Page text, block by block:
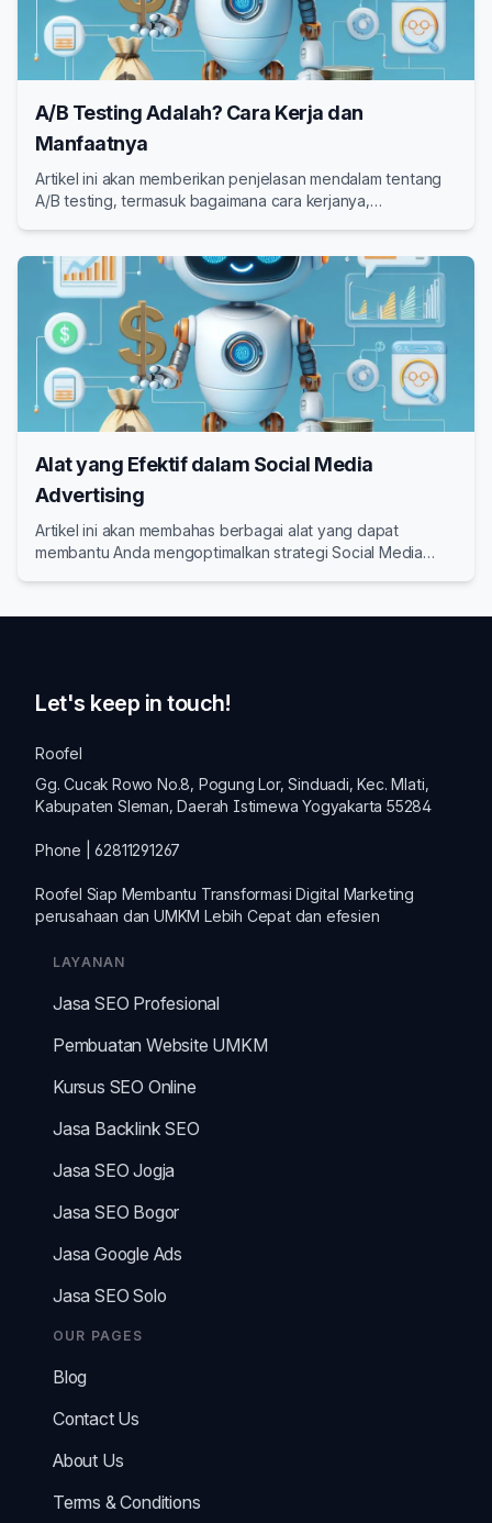
A/B Testing Adalah? Cara Kerja dan
Manfaatnya
Artikel ini akan memberikan penjelasan mendalam tentang
A/B testing, termasuk bagaimana cara kerjanya,
Alat yang Efektif dalam Social Media
Advertising
Artikel ini akan membahas berbagai alat yang dapat
membantu Anda mengoptimalkan strategi Social Media
Let's keep in touch!
Roofel
Gg. Cucak Rowo No.8, Pogung Lor, Sinduadi, Kec. Mlati,
Kabupaten Sleman, Daerah Istimewa Yogyakarta 55284
Phone | 62811291267
Roofel Siap Membantu TransformasiDigital Marketing
perusahaan danUMKM Lebih Cepat dan efesien
LAYANAN
Jasa SEO Profesional
Pembuatan Website UMKM
Kursus SEO Online
Jasa Backlink SEO
Jasa SEO Jogja
Jasa SEO Bogor
Jasa Google Ads
Jasa SEO Solo
OUR PAGES
Blog
Contact Us
About Us
Terms & Conditions